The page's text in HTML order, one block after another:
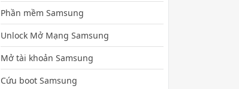
Phần mềm Samsung
Unlock Mở Mạng Samsung
Mở tài khoản Samsung
Cứu boot Samsung